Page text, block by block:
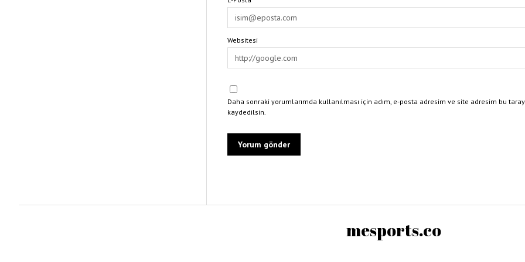
Websitesi
Daha sonraki yorumlarımda kullanılması için adım, e-posta adresim ve site adresim bu
kaydedilsin.
mesports.co